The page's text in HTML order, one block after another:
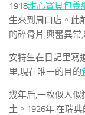
1918甜心寶貝包養
生來到周口店。此
的碎骨片,興奮異常
安特生在日記里寫
里,現在唯一的目的
幾年后,一枚似人似
土。1926年,在瑞